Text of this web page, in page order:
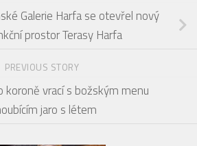
Galerie Harfa se otevřel nový
prostor Terasy Harfa
PREVIOUS STORY
koroně vrací s božským menu
jaro s létem